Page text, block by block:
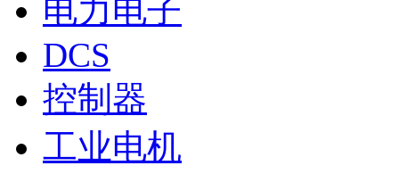
电力电子
DCS
控制器
工业电机